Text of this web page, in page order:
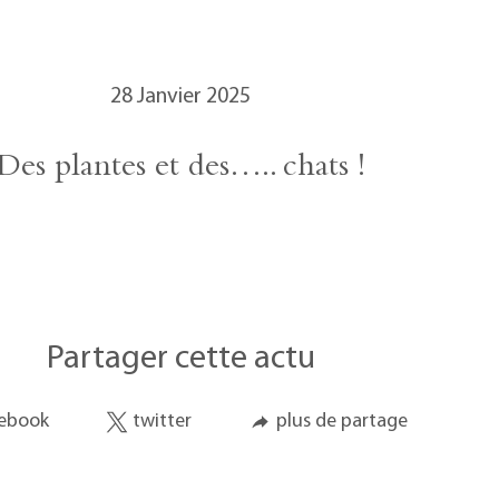
28 Janvier 2025
plantes et des….. chats !
Partager cette actu
twitter plus de partage